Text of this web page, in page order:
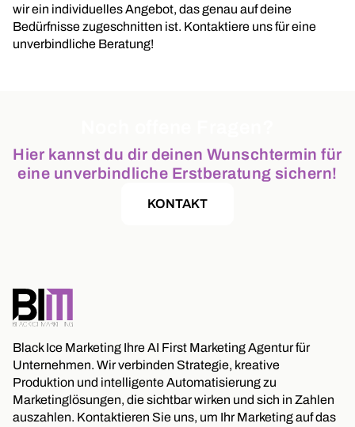
wir ein individuelles Angebot, das genau auf deine
Bedürfnisse zugeschnitten ist. Kontaktiere uns für eine
unverbindliche Beratung!
Hier kannst du dir deinen Wunschtermin für
eine unverbindliche Erstberatung sichern!
KONTAKT
Black Ice Marketing Ihre AI First Marketing Agentur für
Unternehmen. Wir verbinden Strategie, kreative
Produktion und intelligente Automatisierung zu
Marketinglösungen, die sichtbar wirken und sich in Zahlen
auszahlen. Kontaktieren Sie uns, um Ihr Marketing auf das